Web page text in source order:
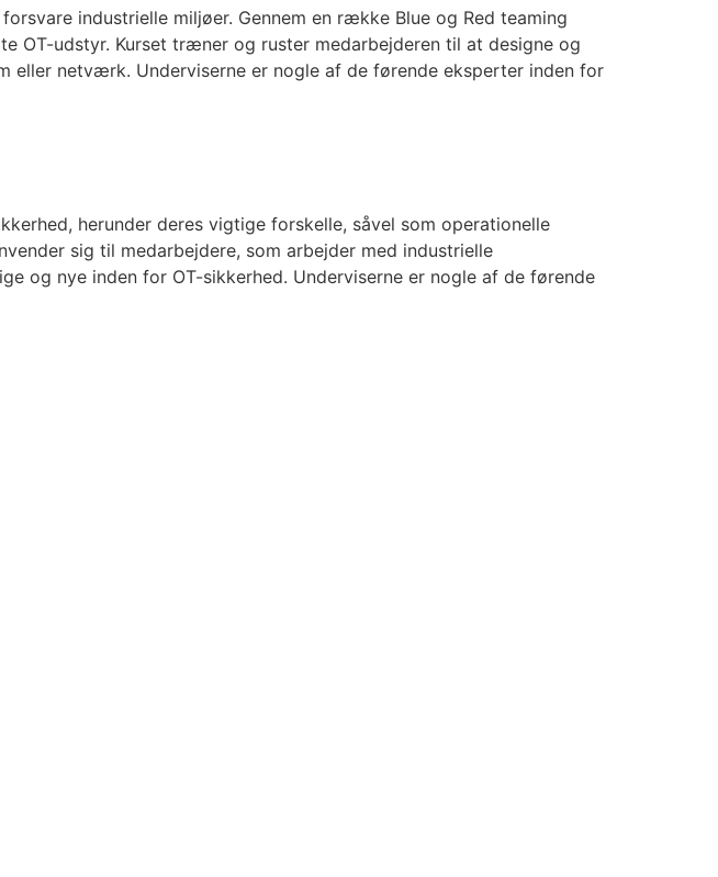
industrielle miljøer. Gennem en række Blue og Red teaming
udstyr. Kurset træner og ruster medarbejderen til at designe og
eller netværk. Underviserne er nogle af de førende eksperter inden for
herunder deres vigtige forskelle, såvel som operationelle
sig til medarbejdere, som arbejder med industrielle
og nye inden for OT-sikkerhed. Underviserne er nogle af de førende